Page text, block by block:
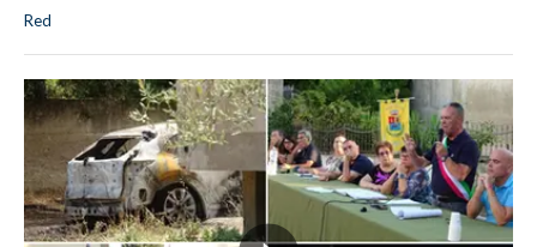
Red